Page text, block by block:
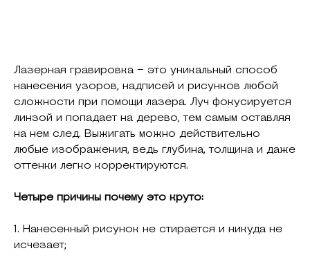
Лазерная гравировка – это уникальный способ
нанесения узоров, надписей и рисунков любой
сложности при помощи лазера. Луч фокусируется
линзой и попадает на дерево, тем самым оставляя
на нем след. Выжигать можно действительно
любые изображения, ведь глубина, толщина и даже
оттенки легко корректируются.
Четыре причины почему это круто:
1. Нанесенный рисунок не стирается и никуда не
исчезает;